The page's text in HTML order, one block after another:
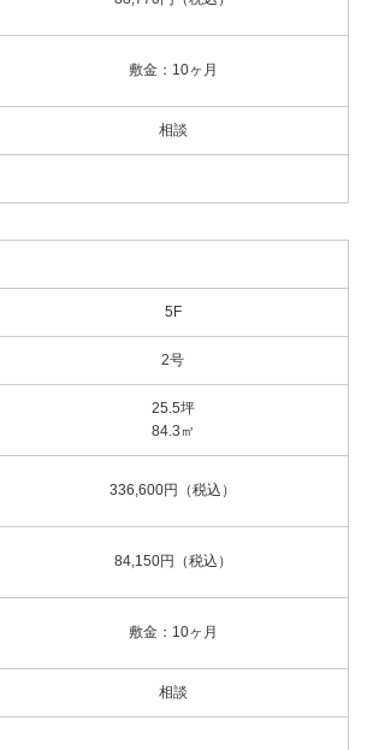
敷金：10ヶ月
相談
5F
2号
25.5坪
84.3㎡
336,600円（税込）
84,150円（税込）
敷金：10ヶ月
相談